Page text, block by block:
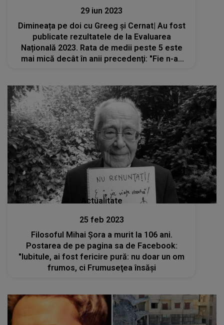
29 iun 2023
Dimineața pe doi cu Greeg și Cernat| Au fost
publicate rezultatele de la Evaluarea
Națională 2023. Rata de medii peste 5 este
mai mică decât în anii precedenţi: "Fie n-au
Actualitate
25 feb 2023
Filosoful Mihai Şora a murit la 106 ani.
Postarea de pe pagina sa de Facebook:
"Iubitule, ai fost fericire pură: nu doar un om
frumos, ci Frumuseţea însăşi